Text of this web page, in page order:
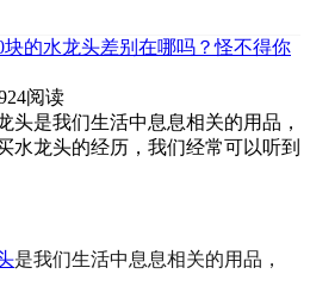
的水龙头差别在哪吗？怪不得你
阅读
头是我们生活中息息相关的用品，
水龙头的经历，我们经常可以听到
是我们生活中息息相关的用品，